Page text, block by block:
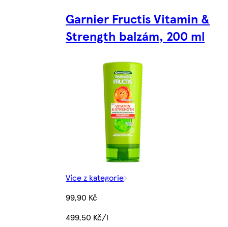
Garnier Fructis Vitamin &
Strength balzám, 200 ml
Více z kategorie
99,90 Kč
499,50 Kč/l